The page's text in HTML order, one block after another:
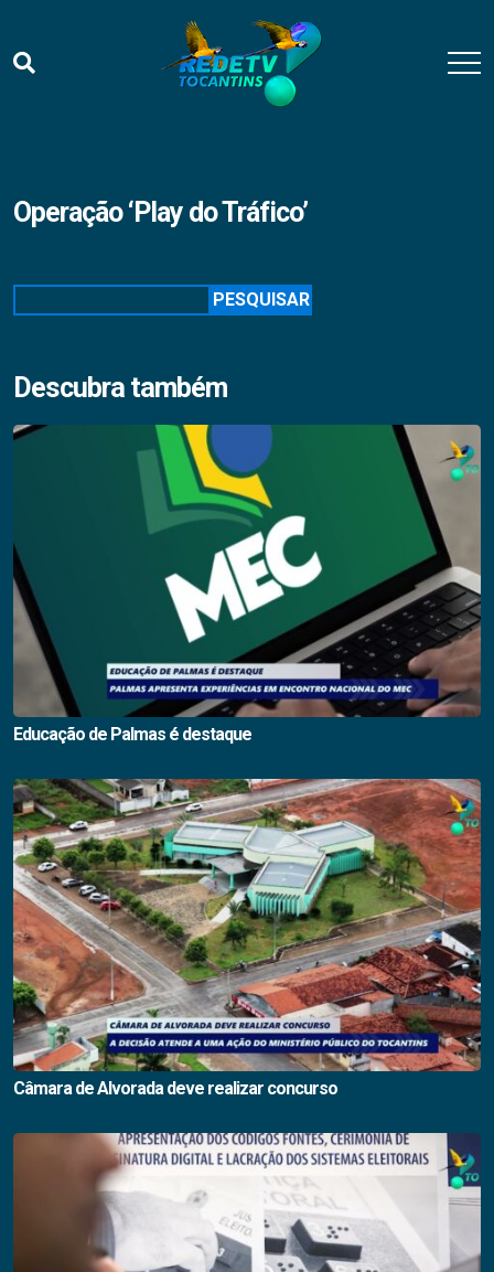
Operação ‘Play do Tráfico’
PESQUISAR
Descubra também
Educação de Palmas é destaque
Câmara de Alvorada deve realizar concurso